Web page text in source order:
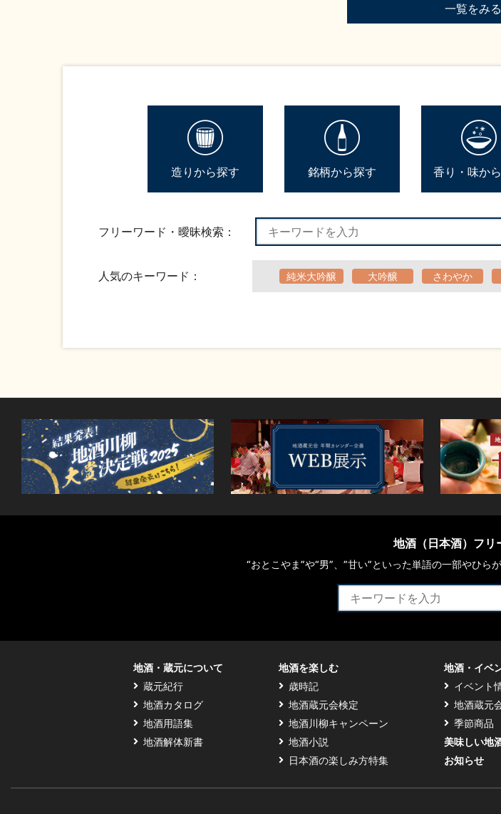
一覧をみる
造りから探す 銘柄から探す 香り・味か
フリーワード・曖昧検索：
人気のキーワード： 純米大吟醸 大吟醸 さわやか
地酒（日本酒）フリ
“おとこやま”や“男”、”甘い”といった単語の一部やひら
地酒・蔵元について
蔵元紀行
地酒カタログ
地酒用語集
地酒解体新書
地酒を楽しむ
歳時記
地酒蔵元会検定
地酒川柳キャンペーン
地酒小説
日本酒の楽しみ方特集
地酒・イベ
イベント
地酒蔵元
季節商品
美味しい地
お知らせ